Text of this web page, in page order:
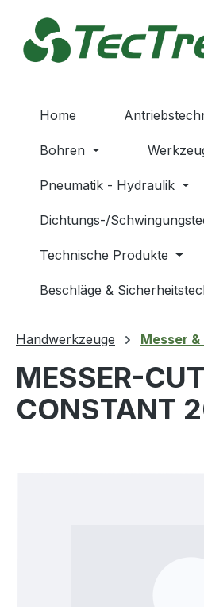
Hauptinhalt springen
Zur Suche springen
Zur Hauptnavigation springen
Home
Bohren
Pneumatik - Hydraulik
Dichtungs-/
Technische Produkte
Beschläge &
Handwerkzeuge Messer
MESSER-
CONSTANT